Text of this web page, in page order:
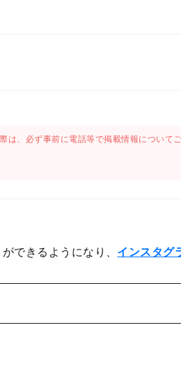
は、必ず事前に電話等で掲載情報についてご
できるようになり、 インスタグ